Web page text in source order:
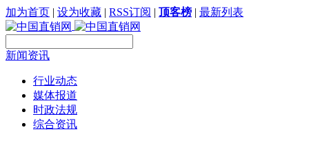
加为首页 | 设为收藏 | RSS订阅 | 顶客榜 | 最新列表
新闻资讯
行业动态
媒体报道
时政法规
综合资讯